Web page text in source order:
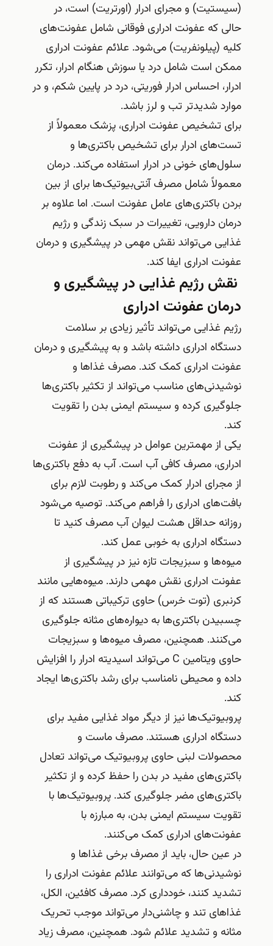
(سیستیت) و مجرای ادرار (اورتریت) است، در
حالی که عفونت ادراری فوقانی شامل عفونت‌های
کلیه (پیلونفریت) می‌شود. علائم عفونت ادراری
ممکن است شامل درد یا سوزش هنگام ادرار، تکرر
ادرار، احساس ادرار فوریتی، درد در پایین شکم، و در
موارد شدیدتر تب و لرز باشد.
برای تشخیص عفونت ادراری، پزشک معمولاً از
تست‌های ادرار برای تشخیص باکتری‌ها و
سلول‌های خونی در ادرار استفاده می‌کند. درمان
معمولاً شامل مصرف آنتی‌بیوتیک‌ها برای از بین
بردن باکتری‌های عامل عفونت است. اما علاوه بر
درمان دارویی، تغییرات در سبک زندگی و رژیم
غذایی می‌تواند نقش مهمی در پیشگیری و درمان
عفونت ادراری ایفا کند.
نقش رژیم غذایی در پیشگیری و
درمان عفونت ادراری
رژیم غذایی می‌تواند تأثیر زیادی بر سلامت
دستگاه ادراری داشته باشد و به پیشگیری و درمان
عفونت ادراری کمک کند. مصرف غذاها و
نوشیدنی‌های مناسب می‌تواند از تکثیر باکتری‌ها
جلوگیری کرده و سیستم ایمنی بدن را تقویت
کند.
یکی از مهمترین عوامل در پیشگیری از عفونت
ادراری، مصرف کافی آب است. آب به دفع باکتری‌ها
از مجرای ادرار کمک می‌کند و رطوبت لازم برای
بافت‌های ادراری را فراهم می‌کند. توصیه می‌شود
روزانه حداقل هشت لیوان آب مصرف کنید تا
دستگاه ادراری به خوبی عمل کند.
میوه‌ها و سبزیجات تازه نیز در پیشگیری از
عفونت ادراری نقش مهمی دارند. میوه‌هایی مانند
کرنبری (توت خرس) حاوی ترکیباتی هستند که از
چسبیدن باکتری‌ها به دیواره‌های مثانه جلوگیری
می‌کنند. همچنین، مصرف میوه‌ها و سبزیجات
حاوی ویتامین C می‌تواند اسیدیته ادرار را افزایش
داده و محیطی نامناسب برای رشد باکتری‌ها ایجاد
کند.
پروبیوتیک‌ها نیز از دیگر مواد غذایی مفید برای
دستگاه ادراری هستند. مصرف ماست و
محصولات لبنی حاوی پروبیوتیک می‌تواند تعادل
باکتری‌های مفید در بدن را حفظ کرده و از تکثیر
باکتری‌های مضر جلوگیری کند. پروبیوتیک‌ها با
تقویت سیستم ایمنی بدن، به مبارزه با
عفونت‌های ادراری کمک می‌کنند.
در عین حال، باید از مصرف برخی غذاها و
نوشیدنی‌ها که می‌توانند علائم عفونت ادراری را
تشدید کنند، خودداری کرد. مصرف کافئین، الکل،
غذاهای تند و چاشنی‌دار می‌تواند موجب تحریک
مثانه و تشدید علائم شود. همچنین، مصرف زیاد